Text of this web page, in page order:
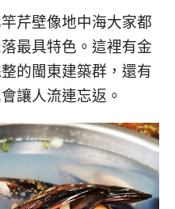
芹壁像地中海大家都
最具特色。這裡有金
的閩東建築群，還有
讓人流連忘返。